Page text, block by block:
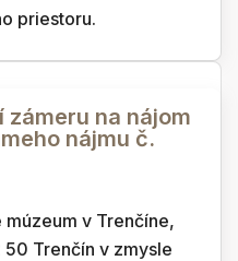
priestoru.
na nájom
nájmu č.
v Trenčíne,
Trenčín v zmysle